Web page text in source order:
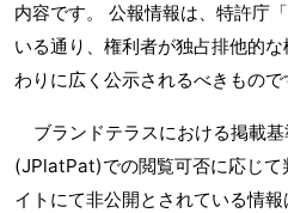
内容です。 公報情報は、特許庁「
いる通り、権利者が独占排他的
わりに広く公示されるべきもので
ブランドテラスにおける掲載
(JPlatPat)での閲覧可否に応じて
イトにて非公開とされている情